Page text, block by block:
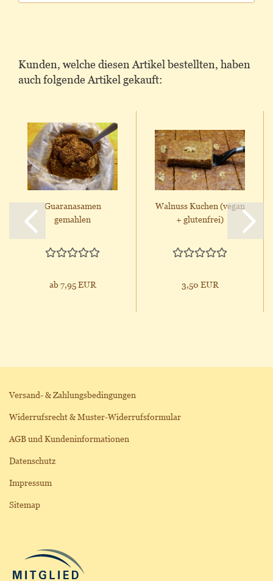
Kunden, welche diesen Artikel bestellten, haben
auch folgende Artikel gekauft:
Guaranasamen
gemahlen
ab 7,95 EUR
Walnuss Kuchen (vegan
+ glutenfrei)
3,50 EUR
Versand- & Zahlungsbedingungen
Widerrufsrecht & Muster-Widerrufsformular
AGB und Kundeninformationen
Datenschutz
Impressum
Sitemap